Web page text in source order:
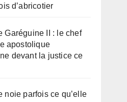
d’abricotier
Garéguine II : le chef
apostolique
devant la justice ce
noie parfois ce qu’elle